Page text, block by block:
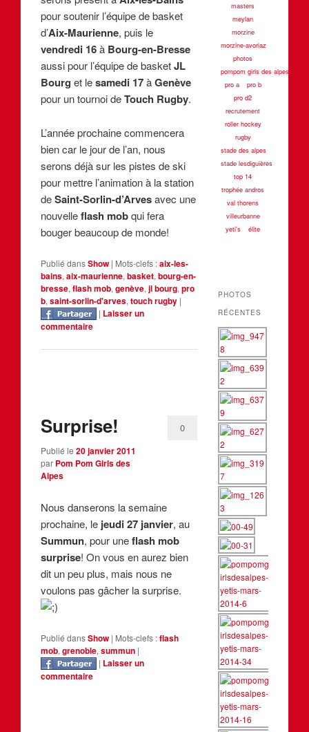
pour soutenir l’équipe de basket
d’Aix-Maurienne, puis le
vendredi 16à Bourg-en-Bresse
aussi pour l’équipe de basketJL
Bourg et lesamedi 17àGenève
pour un tournoi deTouch Rugby.
L’année prochaine commencera
bien car le jour de l’an, nous
serons déjà sur les pistes de ski
pour mettre l’animation à la station
deSaint-Sorlin-d’Arvesavec une
nouvelleflash mobqui fera
bouger beaucoup de monde!
Publié dans Show | Mots-clefs : aix-les-
bains,aix-maurienne,basket,bourg-en-
bresse,flash mob,genève,jl bourg,pro
b,saint-sorlin-d'arves,touch rugby |
| Laisser un
commentaire
Surprise!
Publié le 20 janvier 2011
par Pom Pom Girls des
Alpes
0
Nous danserons la semaine
prochaine, le jeudi 27 janvier, au
Summun, pour uneflash mob
surprise! On vous en aurez bien
dit un peu plus, mais nous ne
voulons pas gâcher la surprise.
Publié dans Show | Mots-clefs : flash
mob,grenoble,summun |
| Laisser un
commentaire
masters
meylan
morzine
morzine-avoriaz
photos
pompom girls des alpes
pro a
pro b
pro d2
recrutement
roller hockey
rugby
stade des alpes
stade lesdiguières
top 14
trophée andros
val thorens
villeurbanne
yeti's
élite
PHOTOS
RÉCENTES